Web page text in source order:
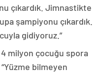
çıkardık. Jimnastikte
şampiyonu çıkardık.
gidiyoruz.”
milyon çocuğu spora
bilmeyen